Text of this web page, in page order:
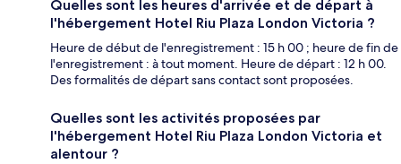
Quelles sont les heures d'arrivée et de départ à
l'hébergement Hotel Riu Plaza London Victoria ?
Heure de début de l'enregistrement : 15 h 00 ; heure de fin de
l'enregistrement : à tout moment. Heure de départ : 12 h 00.
Des formalités de départ sans contact sont proposées.
Quelles sont les activités proposées par
l'hébergement Hotel Riu Plaza London Victoria et
alentour ?